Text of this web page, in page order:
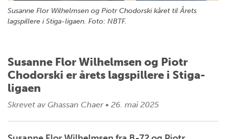
Susanne Flor Wilhelmsen og Piotr Chodorski kåret til Årets
lagspillere i Stiga-ligaen. Foto: NBTF.
Susanne Flor Wilhelmsen og Piotr
Chodorski er årets lagspillere i Stiga-
ligaen
Skrevet av Ghassan Chaer • 26. mai 2025